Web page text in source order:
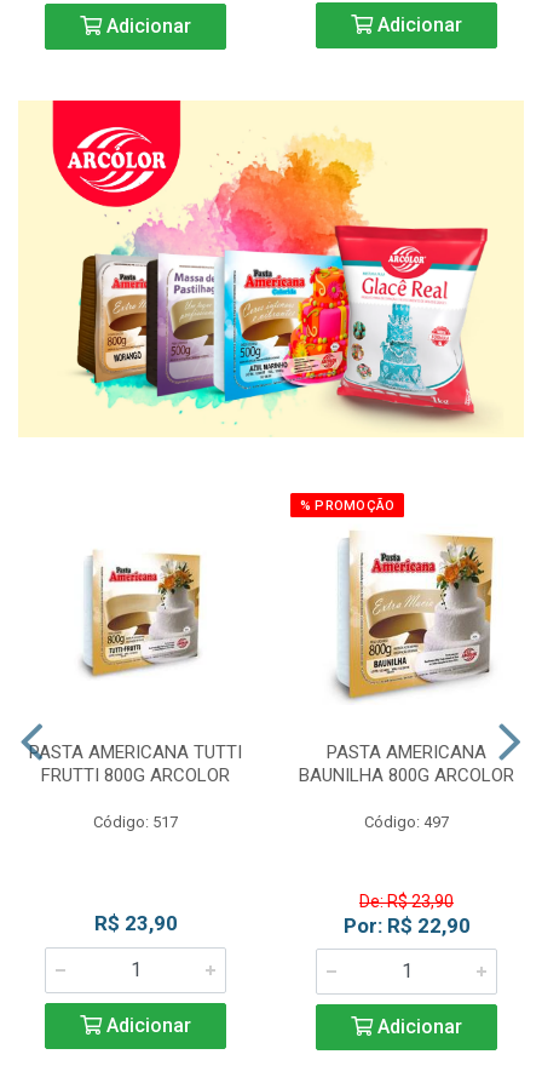
Adicionar Adicionar
PASTA AMERICANA TUTTI
FRUTTI 800G ARCOLOR
Código: 517
R$ 23,90
Adicionar
% PROMOÇÃO
PASTA AMERICANA
BAUNILHA 800G ARCOLOR
Código: 497
De: R$ 23,90
Por: R$ 22,90
Adicionar